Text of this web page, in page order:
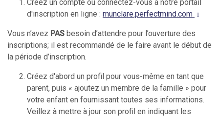
Créez un compte ou connectez-vous à notre portail
d'inscription en ligne : munclare.perfectmind.com
Vous n’avez PAS besoin d’attendre pour l’ouverture des
inscriptions; il est recommandé de le faire avant le début de
la période d’inscription.
Créez d'abord un profil pour vous-même en tant que
parent, puis « ajoutez un membre de la famille » pour
votre enfant en fournissant toutes ses informations.
Veillez à mettre à jour son profil en indiquant les